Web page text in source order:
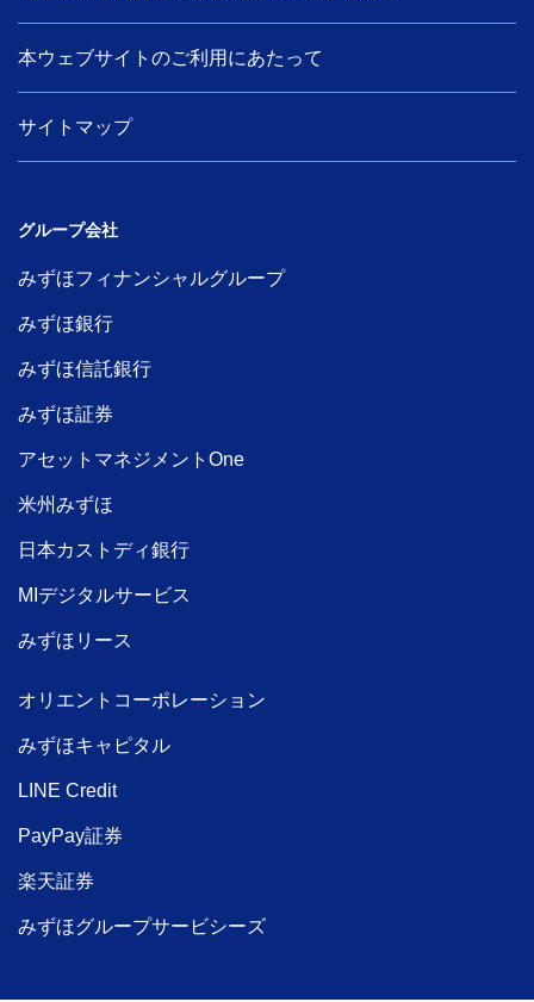
本ウェブサイトのご利用にあたって
サイトマップ
グループ会社
みずほフィナンシャルグループ
みずほ銀行
みずほ信託銀行
みずほ証券
アセットマネジメントOne
米州みずほ
日本カストディ銀行
MIデジタルサービス
みずほリース
オリエントコーポレーション
みずほキャピタル
LINE Credit
PayPay証券
楽天証券
みずほグループサービシーズ